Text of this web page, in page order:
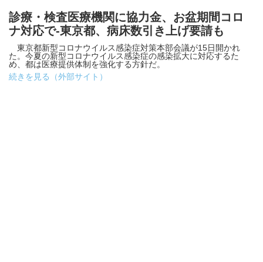
診療・検査医療機関に協力金、お盆期間コロ
ナ対応で-東京都、病床数引き上げ要請も
東京都新型コロナウイルス感染症対策本部会議が15日開かれ
た。今夏の新型コロナウイルス感染症の感染拡大に対応するた
め、都は医療提供体制を強化する方針だ。
続きを見る（外部サイト）